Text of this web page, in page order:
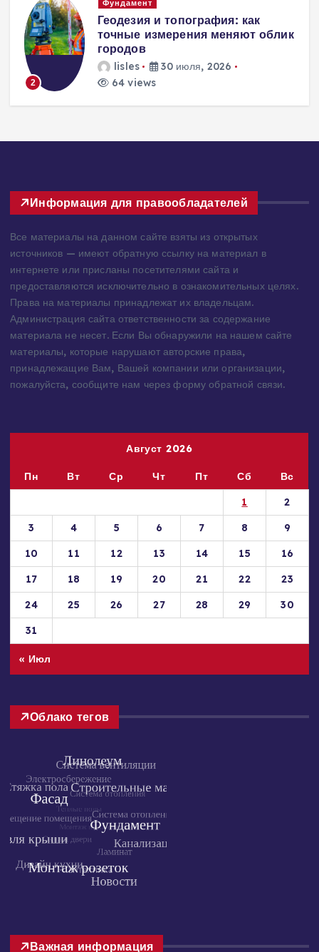
Вентиляция
Вентиляция
энергоэффективного дома:
современные инженерные
решения для пассивного
домостроения
Информация для правообладателей
Все материалы на данном сайте взяты из открытых
источников — имеют обратную ссылку на материал в
интернете или присланы посетителями сайта и
предоставляются исключительно в ознакомительных целях.
Права на материалы принадлежат их владельцам.
Администрация сайта ответственности за содержание
материала не несет. Если Вы обнаружили на нашем сайте
материалы, которые нарушают авторские права,
Август 2026
Сб
Вс
1
2
3
4 5 6 7 8
9
10
11 12 13 14 15
16
17
18 19 20 21 22
23
24
31